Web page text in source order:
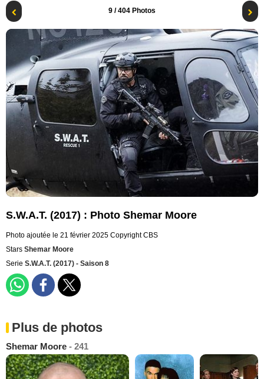
9 / 404 Photos
S.W.A.T. (2017) : Photo Shemar Moore
Photo ajoutée le 21 février 2025 Copyright CBS
Stars Shemar Moore
Serie S.W.A.T. (2017) - Saison 8
Plus de photos
Shemar Moore - 241